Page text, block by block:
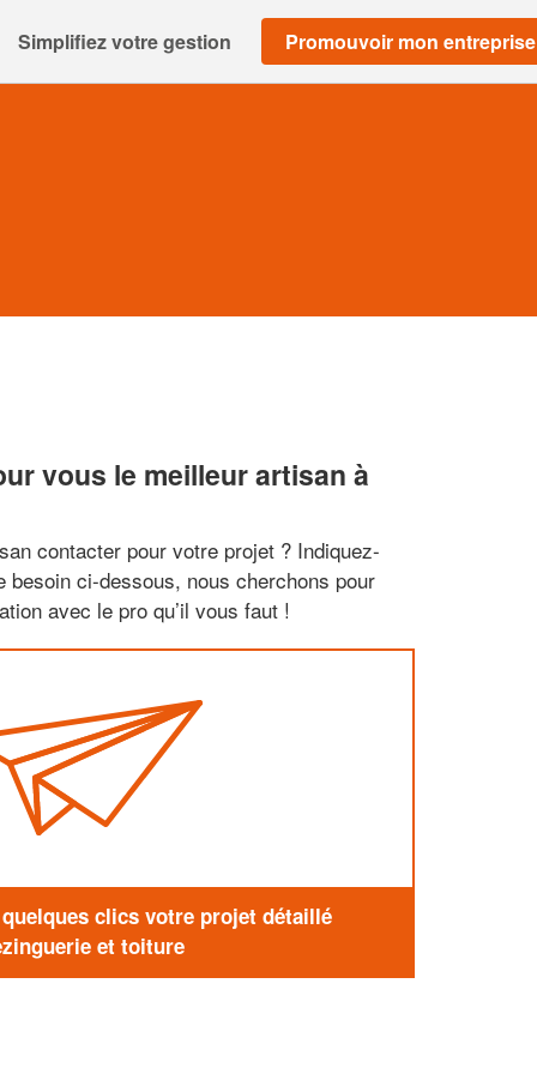
Simplifiez votre gestion Promouvoir mon entreprise
vous le meilleur artisan à
contacter pour votre projet ? Indiquez-
besoin ci-dessous, nous cherchons pour
avec le pro qu’il vous faut !
clics votre projet détaillé
et toiture